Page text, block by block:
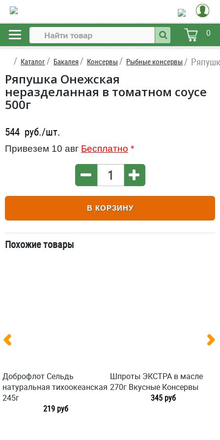
0
Каталог Бакалея Консервы Рыбные консервы
Ряпушка Онежская
неразделанная в томатном соусе
500г
544 руб./шт.
Привезем 10 авг Бесплатно *
В КОРЗИНУ
Похожие товары
Доброфлот Сельдь
натуральная тихоокеанская
245г
219 руб
Шпроты ЭКСТРА в масле
270г Вкусные Консервы
345 руб